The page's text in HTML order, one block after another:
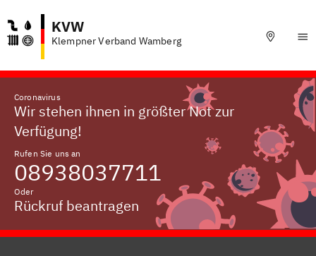
KVW
Klempner Verband Wamberg
Coronavirus
Wir stehen ihnen in größter Not zur
Verfügung!
Rufen Sie uns an
08938037711
Oder
Rückruf beantragen